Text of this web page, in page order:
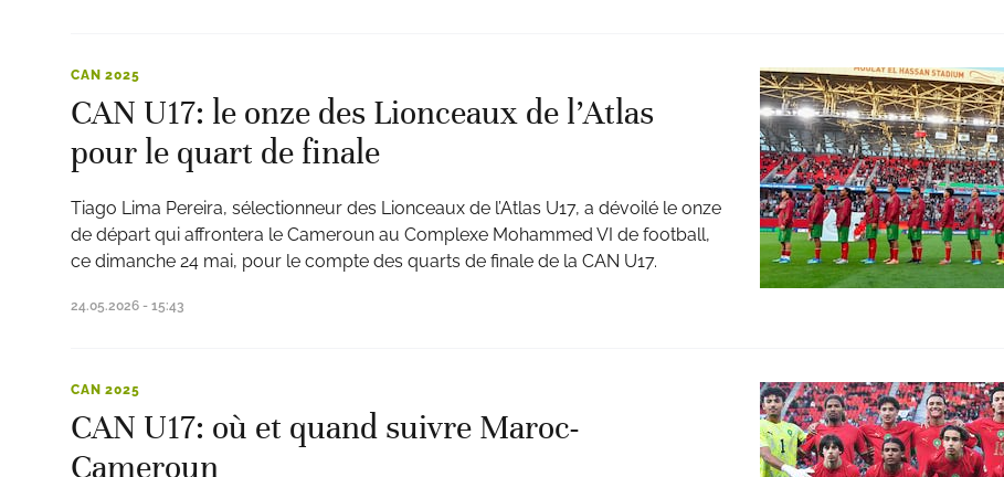
CAN 2025
CAN U17: le onze des Lionceaux de l’Atlas
pour le quart de finale
Tiago Lima Pereira, sélectionneur des Lionceaux de l’Atlas U17, a dévoilé le onze
de départ qui affrontera le Cameroun au Complexe Mohammed VI de football,
ce dimanche 24 mai, pour le compte des quarts de finale de la CAN U17.
24.05.2026 - 15:43
CAN 2025
CAN U17: où et quand suivre Maroc-
Cameroun